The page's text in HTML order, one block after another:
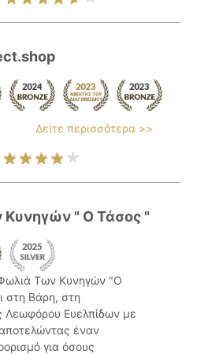
Δείτε περισσότερα >>
" Ο Τάσος "
Των Κυνηγών "Ο
στη Βάρη, στη
Λεωφόρου Ευελπίδων με
έναν
για όσους